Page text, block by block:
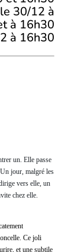
30/12 à
à 16h30
à 16h30
un. Elle passe
jour, malgré les
vers elle, un
chez elle.
Ce joli
et une subtile